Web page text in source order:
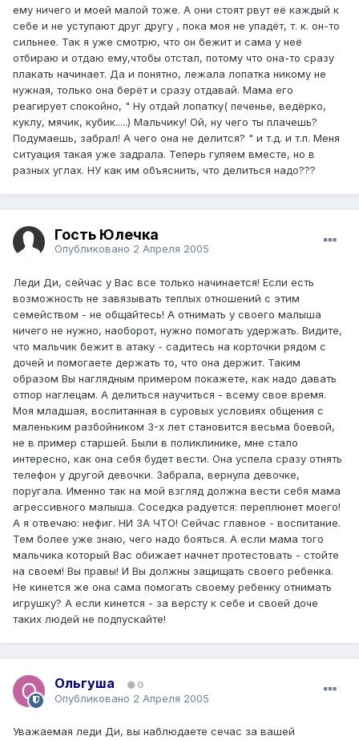
ему ничего и моей малой тоже. А они стоят рвут её каждый к
себе и не уступают друг другу , пока моя не упадёт, т. к. он-то
сильнее. Так я уже смотрю, что он бежит и сама у неё
отбираю и отдаю ему,чтобы отстал, потому что она-то сразу
плакать начинает. Да и понятно, лежала лопатка никому не
нужная, только она берёт и сразу отдавай. Мама его
реагирует спокойно, " Ну отдай лопатку( печенье, ведёрко,
куклу, мячик, кубик.....) Мальчику! Ой, ну чего ты плачешь?
Подумаешь, забрал! А чего она не делится? " и т.д. и т.п. Меня
ситуация такая уже задрала. Теперь гуляем вместе, но в
разных углах. НУ как им объяснить, что делиться надо???
Гость Юлечка
Опубликовано 2 Апреля 2005
Леди Ди, сейчас у Вас все только начинается! Если есть
возможность не завязывать теплых отношений с этим
семейством - не общайтесь! А отнимать у своего малыша
ничего не нужно, наоборот, нужно помогать удержать. Видите,
что мальчик бежит в атаку - садитесь на корточки рядом с
дочей и помогаете держать то, что она держит. Таким
образом Вы наглядным примером покажете, как надо давать
отпор наглецам. А делиться научиться - всему свое время.
Моя младшая, воспитанная в суровых условиях общения с
маленьким разбойником 3-х лет становится весьма боевой,
не в пример старшей. Были в поликлинике, мне стало
интересно, как она себя будет вести. Она успела сразу отнять
телефон у другой девочки. Забрала, вернула девочке,
поругала. Именно так на мой взгляд должна вести себя мама
агрессивного малыша. Соседка радуется: переплюнет моего!
А я отвечаю: нефиг. НИ ЗА ЧТО! Сейчас главное - воспитание.
Тем более уже знаю, чего надо бояться. А если мама того
мальчика который Вас обижает начнет протестовать - стойте
на своем! Вы правы! И Вы должны защищать своего ребенка.
Не кинется же она сама помогать своему ребенку отнимать
игрушку? А если кинется - за версту к себе и своей доче
таких людей не подпускайте!
Ольгуша 0
Опубликовано 2 Апреля 2005
Уважаемая леди Ди, вы наблюдаете сечас за вашей